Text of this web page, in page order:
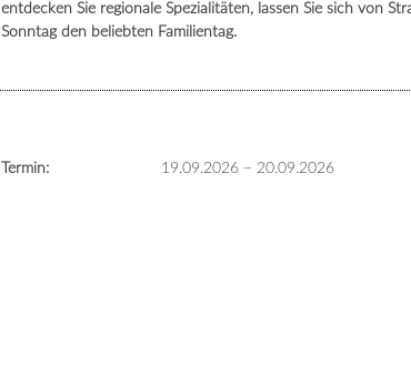
entdecken Sie regionale Spezialitäten, lassen Sie sich von
Sonntag den beliebten Familientag.
Termin: 19.09.2026– 20.09.2026